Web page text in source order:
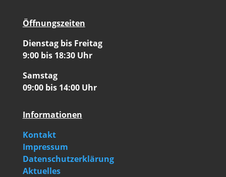
Öffnungszeiten
Dienstag bis Freitag
9:00 bis 18:30 Uhr
Samstag
09:00 bis 14:00 Uhr
Informationen
Kontakt
Impressum
Datenschutzerklärung
Aktuelles